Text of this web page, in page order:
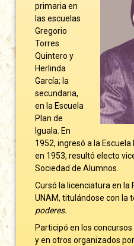
primaria en
las escuelas
Gregorio
Torres
Quintero y
Herlinda
García; la
secundaria,
en la Escuela
Plan de
Iguala. En
1952, ingresó a la
en 1953, resultó electo
Sociedad de Alumnos.
Cursó la licenciatura en la
UNAM, titulándose con la
poderes.
Participó en los
y en otros organizados